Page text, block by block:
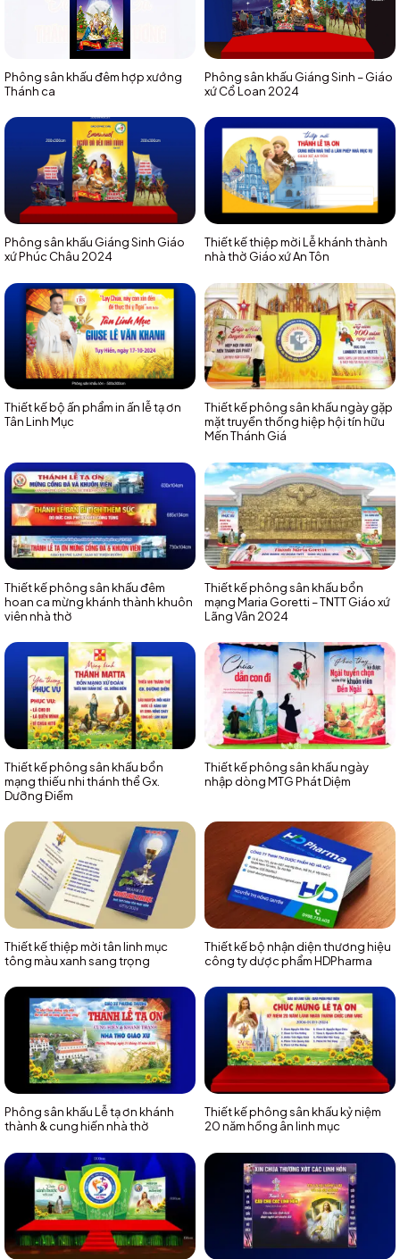
Phông sân khấu đêm hợp xướng
Thánh ca
Phông sân khấu Giáng Sinh – Giáo
xứ Cổ Loan 2024
Phông sân khấu Giáng Sinh Giáo
xứ Phúc Châu 2024
Thiết kế thiệp mời Lễ khánh thành
nhà thờ Giáo xứ An Tôn
Thiết kế bộ ấn phẩm in ấn lễ tạ ơn
Tân Linh Mục
Thiết kế phông sân khấu ngày gặp
mặt truyền thống hiệp hội tín hữu
Mến Thánh Giá
Thiết kế phông sân khấu đêm
hoan ca mừng khánh thành khuôn
viên nhà thờ
Thiết kế phông sân khấu bổn
mạng Maria Goretti – TNTT Giáo xứ
Lãng Vân 2024
Thiết kế phông sân khấu bổn
mạng thiếu nhi thánh thể Gx.
Dưỡng Điềm
Thiết kế phông sân khấu ngày
nhập dòng MTG Phát Diệm
Thiết kế thiệp mời tân linh mục
tông màu xanh sang trọng
Thiết kế bộ nhận diện thương hiệu
công ty dược phẩm HDPharma
Phông sân khấu Lễ tạ ơn khánh
thành & cung hiến nhà thờ
Thiết kế phông sân khấu kỷ niệm
20 năm hồng ân linh mục